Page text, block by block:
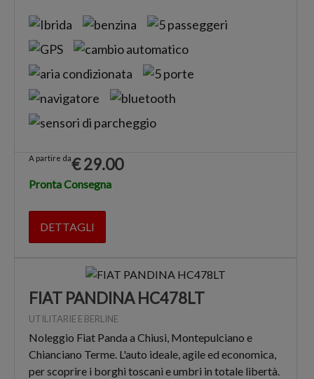
A partire da€29.00
Pronta Consegna
DETTAGLI
FIAT PANDINA HC478LT
UTILITARIE E BERLINE
Noleggio Fiat Panda a Chiusi, Montepulciano e
Chianciano Terme. L'auto ideale, agile ed economica,
per scoprire i borghi toscani e umbri in totale libertà.